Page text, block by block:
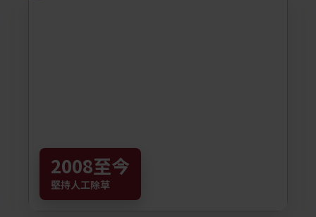
2010
施放生物肥料